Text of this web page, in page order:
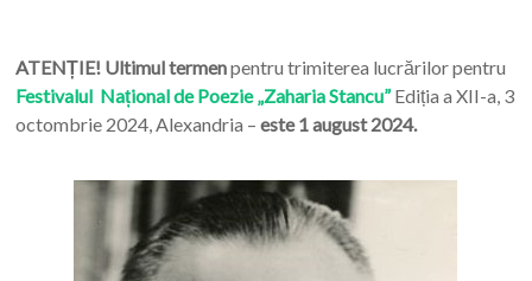
ATENȚIE! Ultimul termenpentru trimiterea lucrărilor pentru
Festivalul Național de Poezie „Zaharia Stancu”Ediția a XII-a, 3
octombrie 2024, Alexandria – este 1 august 2024.